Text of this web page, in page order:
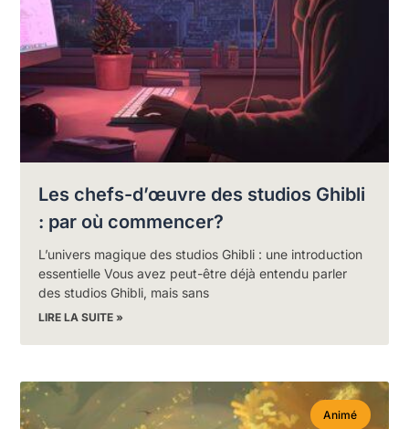
Les chefs-d’œuvre des studios Ghibli
: par où commencer?
L’univers magique des studios Ghibli : une introduction
essentielle Vous avez peut-être déjà entendu parler
des studios Ghibli, mais sans
LIRE LA SUITE »
Animé